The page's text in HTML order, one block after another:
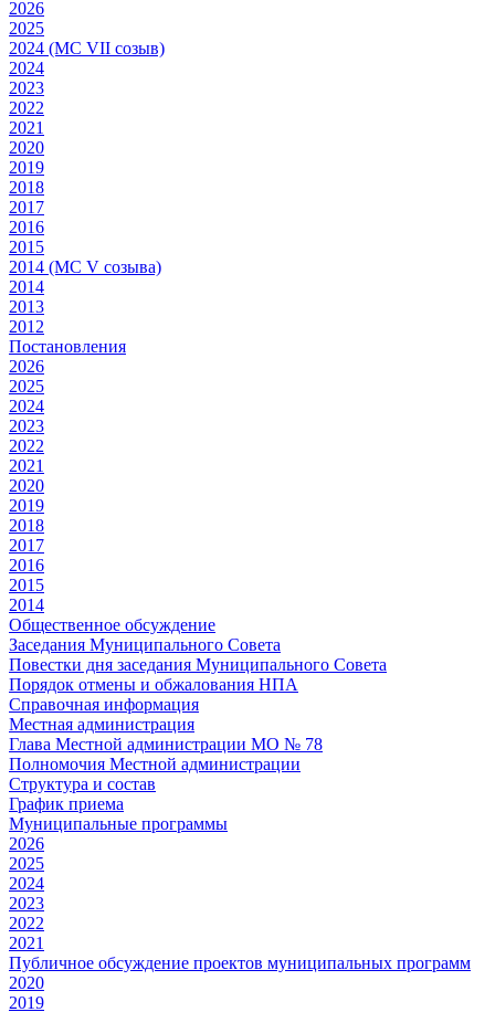
2026
2025
2024 (МС VII созыв)
2024
2023
2022
2021
2020
2019
2018
2017
2016
2015
2014 (МС V созыва)
2014
2013
2012
Постановления
2026
2025
2024
2023
2022
2021
2020
2019
2018
2017
2016
2015
2014
Общественное обсуждение
Заседания Муниципального Совета
Повестки дня заседания Муниципального Совета
Порядок отмены и обжалования НПА
Справочная информация
Местная администрация
Глава Местной администрации МО № 78
Полномочия Местной администрации
Cтруктура и состав
График приема
Муниципальные программы
2026
2025
2024
2023
2022
2021
Публичное обсуждение проектов муниципальных программ
2020
2019